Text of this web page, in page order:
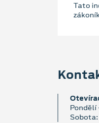
Tato
Pondělí